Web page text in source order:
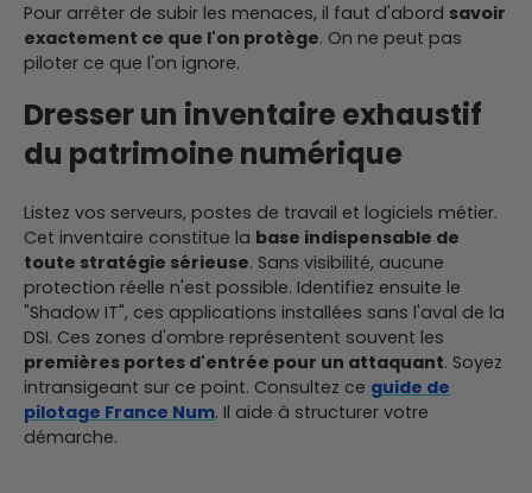
Pour arrêter de subir les menaces, il faut d'abord savoir
exactement ce que l'on protège. On ne peut pas
piloter ce que l'on ignore.
Dresser un inventaire exhaustif
du patrimoine numérique
Listez vos serveurs, postes de travail et logiciels métier.
Cet inventaire constitue la base indispensable de
toute stratégie sérieuse. Sans visibilité, aucune
protection réelle n'est possible. Identifiez ensuite le
"Shadow IT", ces applications installées sans l'aval de la
DSI. Ces zones d'ombre représentent souvent les
premières portes d'entrée pour un attaquant. Soyez
intransigeant sur ce point. Consultez ce guide de
pilotage France Num. Il aide à structurer votre
démarche.